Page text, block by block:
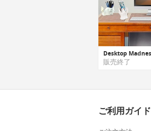
販売終了
ご利用ガイド